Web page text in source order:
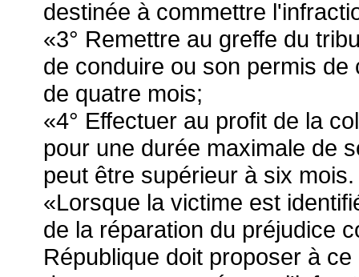
destinée à commettre
«3° Remettre au greffe du
de conduire ou son permis
de quatre mois;
«4° Effectuer au profit de la
pour une durée maximale de
peut être supérieur à six mois.
«Lorsque la victime est
de la réparation du préjudice
République doit proposer à